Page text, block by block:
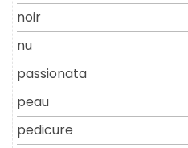
noir
nu
passionata
peau
pedicure